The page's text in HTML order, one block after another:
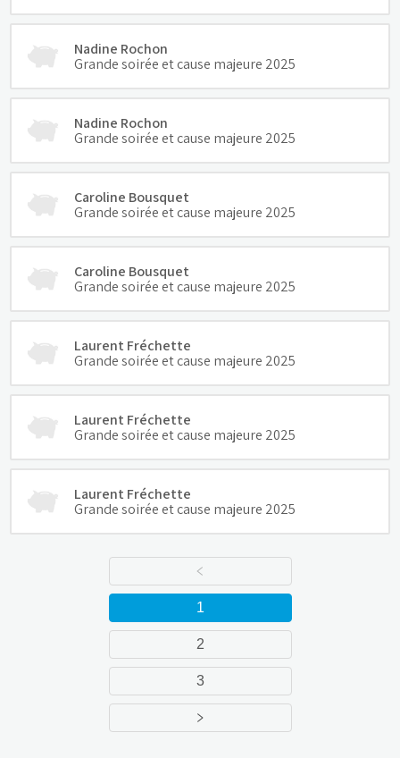
Nadine Rochon
Grande soirée et cause majeure 2025
Nadine Rochon
Grande soirée et cause majeure 2025
Caroline Bousquet
Grande soirée et cause majeure 2025
Caroline Bousquet
Grande soirée et cause majeure 2025
Laurent Fréchette
Grande soirée et cause majeure 2025
Laurent Fréchette
Grande soirée et cause majeure 2025
Laurent Fréchette
Grande soirée et cause majeure 2025
1
2
3